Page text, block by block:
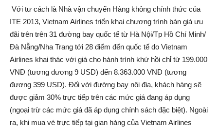
Với tư cách là Nhà vận chuyển Hàng không chính thức của
ITE 2013, Vietnam Airlines triển khai chương trình bán giá ưu
đãi trên trên 31 đường bay quốc tế từ Hà Nội/Tp Hồ Chí Minh/
Đà Nẵng/Nha Trang tới 28 điểm đến quốc tế do Vietnam
Airlines khai thác với giá cho hành trình khứ hồi chỉ từ 199.000
VNĐ (tương đương 9 USD) đến 8.363.000 VNĐ (tương
đương 399 USD). Đối với đường bay nội địa, khách hàng sẽ
được giảm 30% trực tiếp trên các mức giá đang áp dụng
(ngoại trừ các mức giá đã áp dụng chính sách đặc biệt). Ngoài
ra, khi mua vé trực tiếp tại gian hàng của Vietnam Airlines